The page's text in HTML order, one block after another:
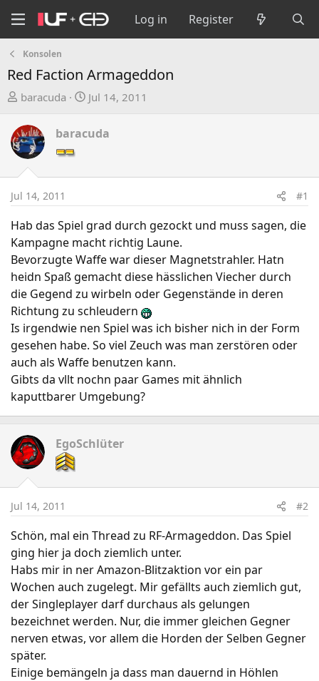
Log in Register
Konsolen
Red Faction Armageddon
T
r
e
a
d
s
t
a
r
e
r
baracuda
S
d
t
e
Jul 14, 2011
baracuda
Jul 14, 2011 #1
Hab das Spiel grad durch gezockt und muss sagen, die
Kampagne macht richtig Laune.
Bevorzugte Waffe war dieser Magnetstrahler. Hatn
heidn Spaß gemacht diese hässlichen Viecher durch
die Gegend zu wirbeln oder Gegenstände in deren
Richtung zu schleudern
Is irgendwie nen Spiel was ich bisher nich in der Form
gesehen habe. So viel Zeuch was man zerstören oder
auch als Waffe benutzen kann.
Gibts da vllt nochn paar Games mit ähnlich
kaputtbarer Umgebung?
EgoSchlüter
Jul 14, 2011 #2
Schön, mal ein Thread zu RF-Armageddon. Das Spiel
ging hier ja doch ziemlich unter.
Habs mir in ner Amazon-Blitzaktion vor ein par
Wochen auch zugelegt. Mir gefällts auch ziemlich gut,
der Singleplayer darf durchaus als gelungen
bezeichnet werden. Nur, die immer gleichen Gegner
nerven etwas, vor allem die Horden der Selben Gegner
später.
Einige bemängeln ja dass man dauernd in Höhlen